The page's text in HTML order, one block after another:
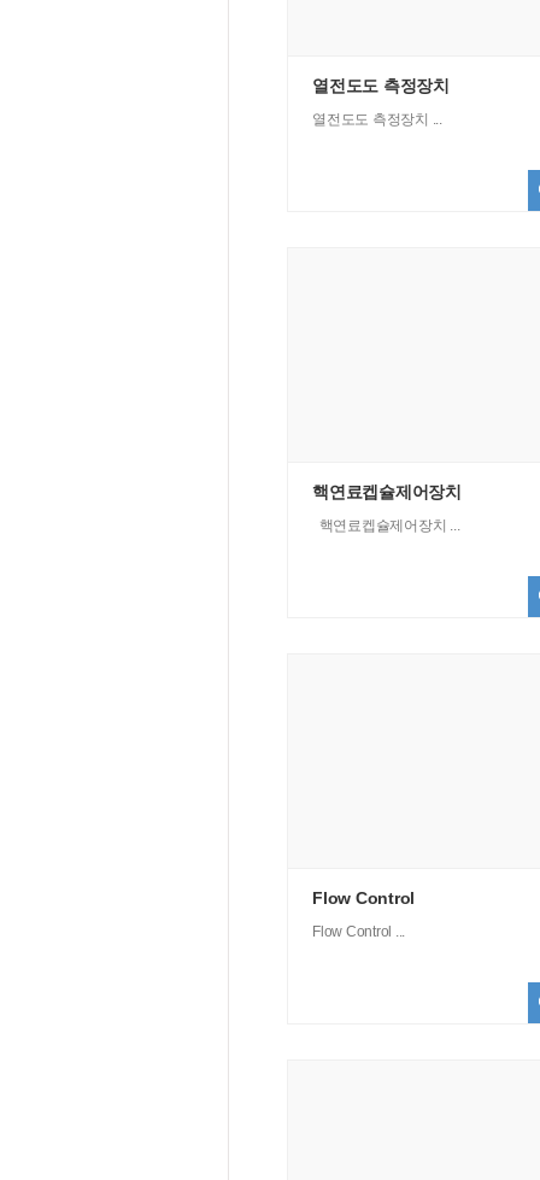
열전도도 측정장치
열전도도 측정장치 ...
핵연료켑슐제어장치
핵연료켑슐제어장치 ...
Flow Control
Flow Control ...